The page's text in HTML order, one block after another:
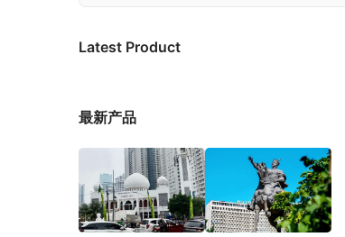
Latest Product
最新产品